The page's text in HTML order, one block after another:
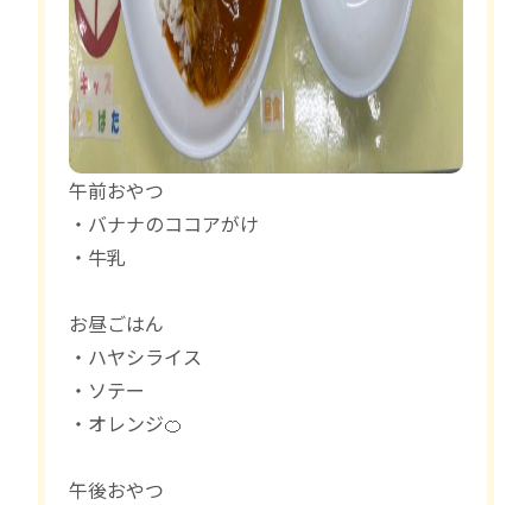
午前おやつ
・バナナのココアがけ
・牛乳
お昼ごはん
・ハヤシライス
・ソテー
・オレンジ🍊
午後おやつ